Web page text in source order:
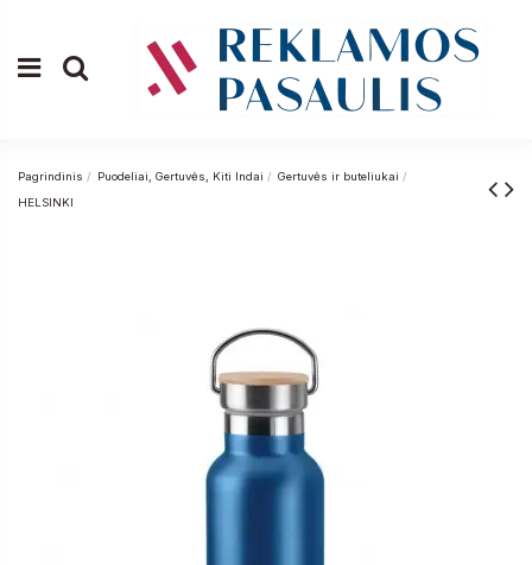
Pagrindinis Puodeliai, Gertuvės, Kiti Indai
Gertuvės ir buteliukai
HELSINKI